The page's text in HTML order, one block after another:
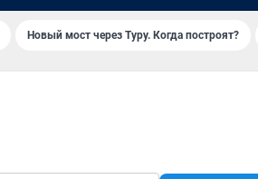
Новый мост через Туру. Когда построят?